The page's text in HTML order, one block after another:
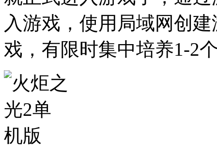
入游戏，使用局域网创
戏，有限时集中培养1-2